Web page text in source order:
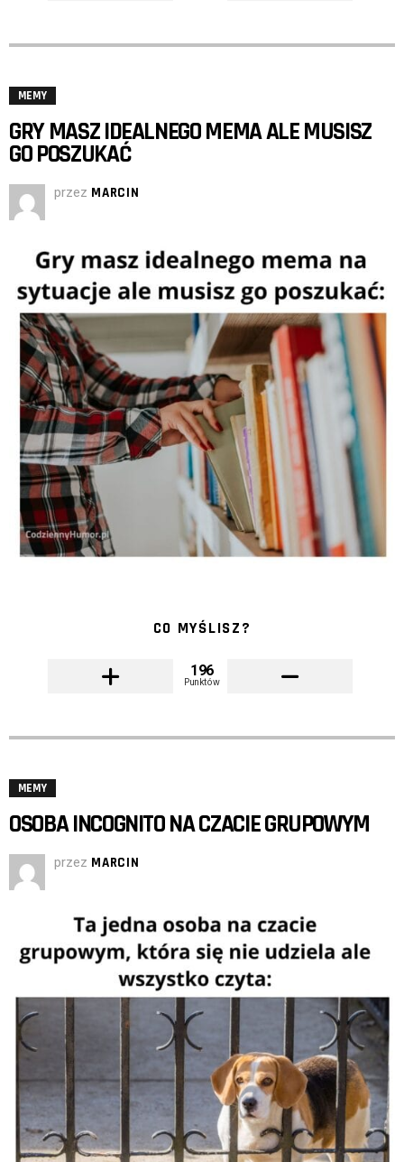
MEMY
GRY MASZ IDEALNEGO MEMA ALE MUSISZ
GO POSZUKAĆ
przez MARCIN
CO MYŚLISZ?
196
Punktów
MEMY
OSOBA INCOGNITO NA CZACIE GRUPOWYM
przez MARCIN